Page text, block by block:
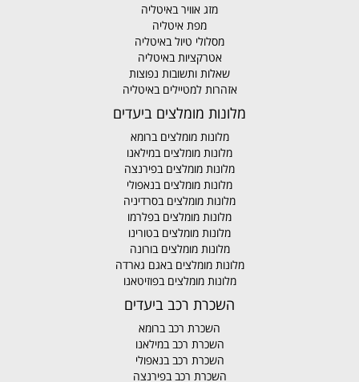
מזג אוויר באיטליה
מפת איטליה
מסלולי טיול באיטליה
אטרקציות באיטליה
שאלות ותשובות נפוצות
אזהרות למטיילים באיטליה
מלונות מומלצים ביעדים
מלונות מומלצים ברומא
מלונות מומלצים במילאנו
מלונות מומלצים בפירנצה
מלונות מומלצים בנאפולי
מלונות מומלצים בסרדיניה
מלונות מומלצים בפלרמו
מלונות מומלצים בטורינו
מלונות מומלצים בורונה
מלונות מומלצים באגם גארדה
מלונות מומלצים בפוזיטאנו
השכרת רכב ביעדים
השכרת רכב ברומא
השכרת רכב במילאנו
השכרת רכב בנאפולי
השכרת רכב בפירנצה